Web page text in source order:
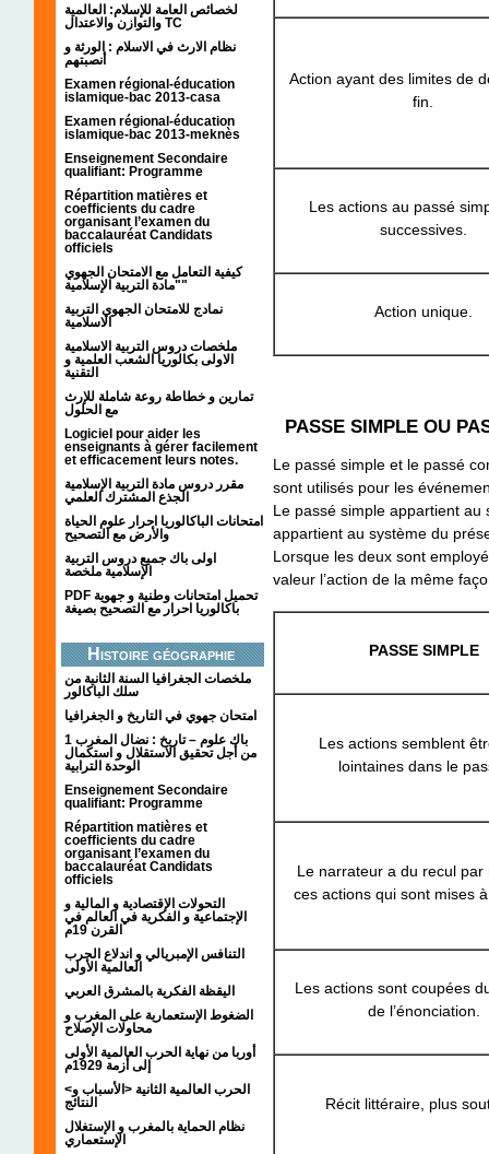
لخصائص العامة للإسلام: العالمية
والتوازن والاعتدال TC
نظام الارث في الاسلام : الورثة و
أنصبتهم
Examen régional-éducation
islamique-bac 2013-casa
Examen régional-éducation
islamique-bac 2013-meknès
Enseignement Secondaire
qualifiant: Programme
Répartition matières et
coefficients du cadre
organisant l’examen du
baccalauréat Candidats
officiels
كيفية التعامل مع الامتحان الجهوي
"مادة التربية الإسلامية"
نمادج للامتحان الجهوي التربية
الاسلامية
ملخصات دروس التربية الاسلامية
الاولى بكالوريا الشعب العلمية و
التقنية
تمارين و خطاطة روعة شاملة للإرث
مع الحلول
Logiciel pour aider les
enseignants à gérer facilement
et efficacement leurs notes.
مقرر دروس مادة التربية الإسلامية
الجذع المشترك العلمي
امتحانات الباكالوريا احرار علوم الحياة
والأرض مع التصحيح
اولى باك جميع دروس التربية
الإسلامية ملخصة
PDF تحميل امتحانات وطنية و جهوية
باكالوريا احرار مع التصحيح بصيغة
Histoire géographie
ملخصات الجغرافيا السنة الثانية من
سلك الباكالور
امتحان جهوي في التاريخ و الجغرافيا
1 باك علوم – تاريخ : نضال المغرب
من أجل تحقيق الاستقلال و استكمال
الوحدة الترابية
Enseignement Secondaire
qualifiant: Programme
Répartition matières et
coefficients du cadre
organisant l’examen du
baccalauréat Candidats
officiels
التحولات الإقتصادية و المالية و
الإجتماعية و الفكرية في العالم في
القرن 19م
التنافس الإمبريالي و اندلاع الحرب
العالمية الأولى
اليقظة الفكرية بالمشرق العربي
الضغوط الإستعمارية على المغرب و
محاولات الإصلاح
أوربا من نهاية الحرب العالمية الأولى
إلى أزمة 1929م
<الحرب العالمية الثانية <الأسباب و
النتائج
نظام الحماية بالمغرب و الإستغلال
الإستعماري
Action ayant des limites de
fin.
Les actions au passé
successives.
Action unique.
PASSE SIMPLE OU
Le passé simple et le passé
sont utilisés pour les
Le passé simple appartient
appartient au système du
Lorsque les deux sont
valeur l’action de la même
PASSE SIMPLE
Les actions semblent
lointaines dans le
Le narrateur a du recul par
ces actions qui sont mises
Les actions sont coupées
de l’énonciation.
Récit littéraire, plus